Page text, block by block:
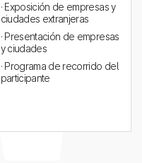
· Exposición de empresas y
ciudades extranjeras
· Presentación de empresas
y ciudades
· Programa de recorrido del
participante